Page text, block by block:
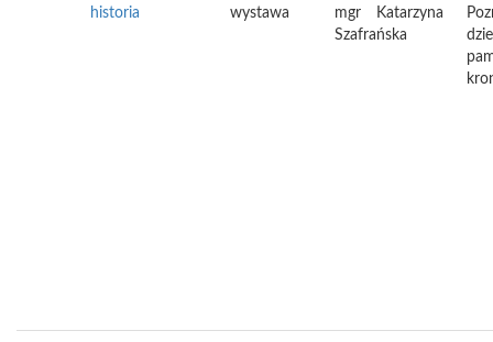
historia
wystawa
mgr
Katarzyna
Szafrańska